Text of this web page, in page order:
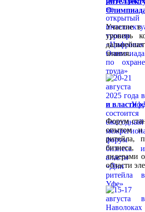
Участие в
уровень
знания.
и власти
Форум
опытом и
ритейла,
лидерами
области